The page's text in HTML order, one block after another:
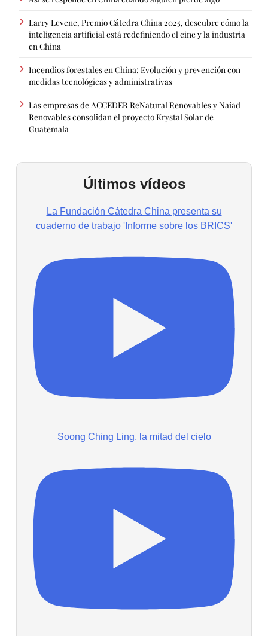
Larry Levene, Premio Cátedra China 2025, descubre cómo la
inteligencia artificial está redefiniendo el cine y la industria
en China
Incendios forestales en China: Evolución y prevención con
medidas tecnológicas y administrativas
Las empresas de ACCEDER ReNatural Renovables y Naiad
Renovables consolidan el proyecto Krystal Solar de
Guatemala
Últimos vídeos
La Fundación Cátedra China presenta su
cuaderno de trabajo 'Informe sobre los BRICS'
Soong Ching Ling, la mitad del cielo